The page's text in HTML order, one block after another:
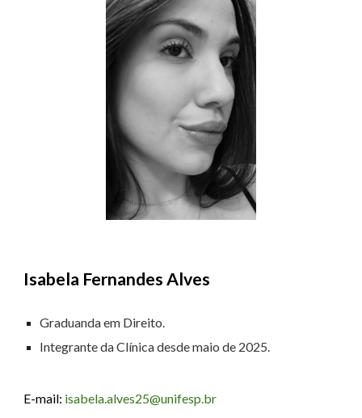
Isabela Fernandes Alves
Graduanda em Direito.
Integrante da Clínica desdemaiode 2025.
E-mail: isabela.alves25@unifesp.br